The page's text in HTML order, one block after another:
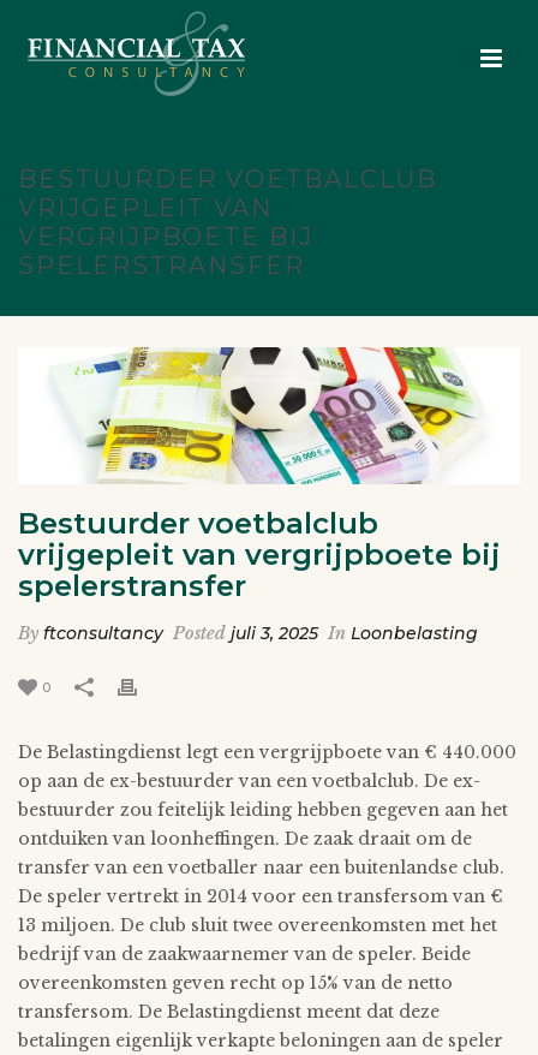
BESTUURDER VOETBALCLUB
VRIJGEPLEIT VAN
VERGRIJPBOETE BIJ
SPELERSTRANSFER
Bestuurder voetbalclub
vrijgepleit van vergrijpboete bij
spelerstransfer
By ftconsultancy Posted juli 3, 2025 In Loonbelasting
0
De Belastingdienst legt een vergrijpboete van € 440.000
op aan de ex-bestuurder van een voetbalclub. De ex-
bestuurder zou feitelijk leiding hebben gegeven aan het
ontduiken van loonheffingen. De zaak draait om de
transfer van een voetballer naar een buitenlandse club.
De speler vertrekt in 2014 voor een transfersom van €
13 miljoen. De club sluit twee overeenkomsten met het
bedrijf van de zaakwaarnemer van de speler. Beide
overeenkomsten geven recht op 15% van de netto
transfersom. De Belastingdienst meent dat deze
betalingen eigenlijk verkapte beloningen aan de speler